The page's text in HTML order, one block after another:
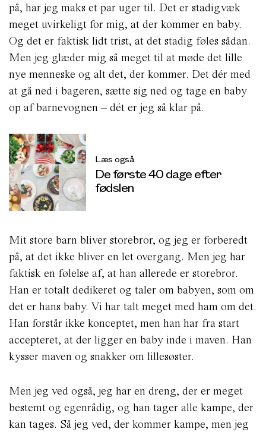
på, har jeg maks et par uger til. Det er stadigvæk
meget uvirkeligt for mig, at der kommer en baby.
Og det er faktisk lidt trist, at det stadig føles sådan.
Men jeg glæder mig så meget til at møde det lille
nye menneske og alt det, der kommer. Det dér med
at gå ned i bageren, sætte sig ned og tage en baby
op af barnevognen – dét er jeg så klar på.
Læs også
De første 40 dage efter
fødslen
Mit store barn bliver storebror, og jeg er forberedt
på, at det ikke bliver en let overgang. Men jeg har
faktisk en følelse af, at han allerede er storebror.
Han er totalt dedikeret og taler om babyen, som om
det er hans baby. Vi har talt meget med ham om det.
Han forstår ikke konceptet, men han har fra start
accepteret, at der ligger en baby inde i maven. Han
kysser maven og snakker om lillesøster.
Men jeg ved også, jeg har en dreng, der er meget
bestemt og egenrådig, og han tager alle kampe, der
kan tages. Så jeg ved, der kommer kampe, men jeg